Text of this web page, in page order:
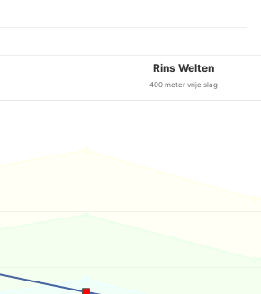
Rins Welten
400 meter vrije slag